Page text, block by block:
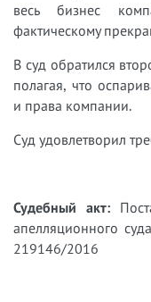
весь бизнес
фактическому
В суд обратился
полагая, что
и права компании.
Суд удовлетворил
Судебный акт:
апелляционного
219146/2016